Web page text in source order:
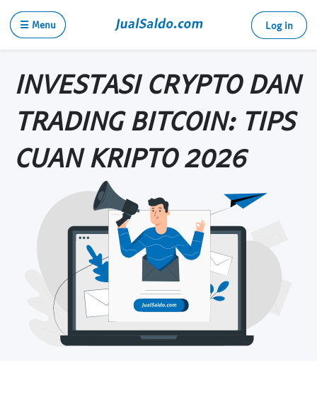
☰ Menu Log in
INVESTASI CRYPTO DAN
TRADING BITCOIN: TIPS
CUAN KRIPTO 2026